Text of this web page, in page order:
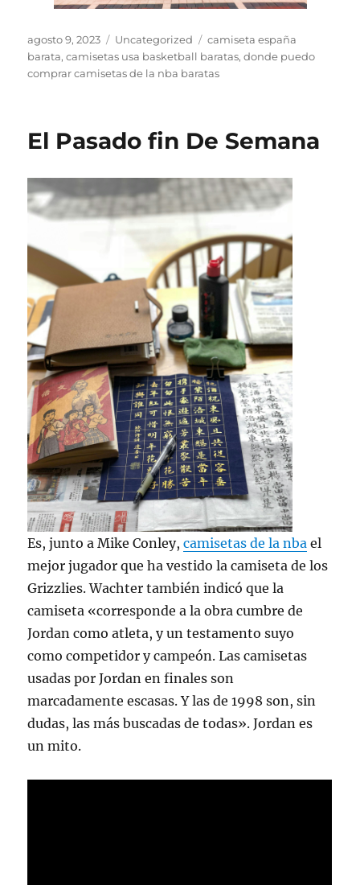
Publicado
el
agosto 9, 2023 Categorías
Uncategorized Etiquetas
camiseta españa
barata,camisetas usa basketball baratas,donde puedo
comprar camisetas de la nba baratas
El Pasado fin De Semana
Es, junto a Mike Conley,camisetas de la nba el
mejor jugador que ha vestido la camiseta de los
Grizzlies. Wachter también indicó que la
camiseta «corresponde a la obra cumbre de
Jordan como atleta, y un testamento suyo
como competidor y campeón. Las camisetas
usadas por Jordan en finales son
marcadamente escasas. Y las de 1998 son, sin
dudas, las más buscadas de todas». Jordan es
un mito.